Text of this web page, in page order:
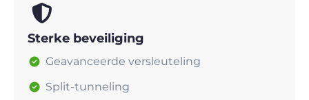
Sterke beveiliging
Geavanceerde versleuteling
Split-tunneling